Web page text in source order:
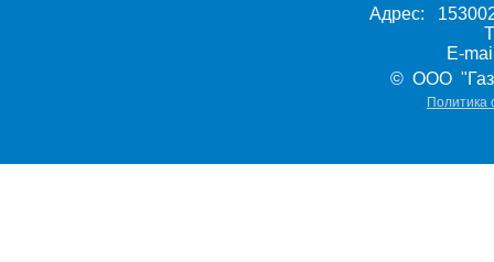
Адрес:
E-
© ООО
Политика